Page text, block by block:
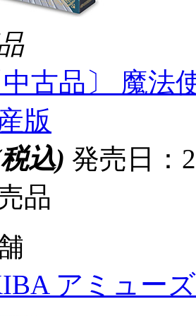
中古品〕 魔法
版
込) 発売日：
品
アミュー